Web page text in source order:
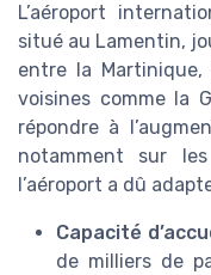
L’aéroport
situé au Lamentin,
entre la
voisines comme la
répondre à
notamment sur
l’aéroport a dû
Capacité
de milliers de